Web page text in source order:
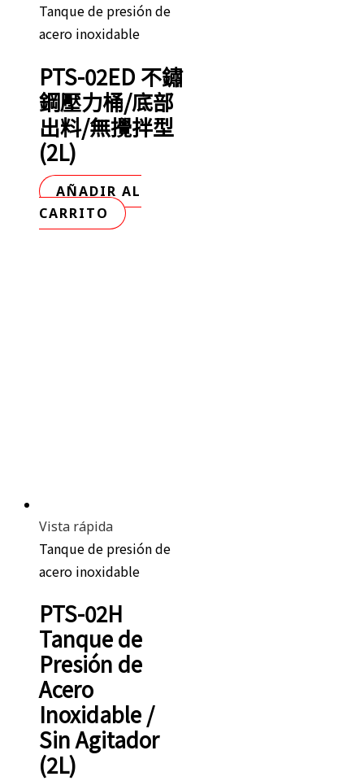
Tanque de presión de
acero inoxidable
PTS-02ED 不鏽
鋼壓力桶/底部
出料/無攪拌型
(2L)
AÑADIR AL
CARRITO
Vista rápida
Tanque de presión de
acero inoxidable
PTS-02H
Tanque de
Presión de
Acero
Inoxidable /
Sin Agitador
(2L)